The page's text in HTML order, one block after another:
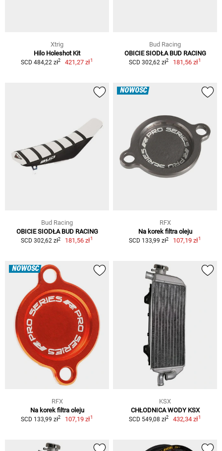
Xtrig
Hilo Holeshot Kit
SCD 484,22 zł2 421,27 zł1
Bud Racing
OBICIE SIODŁA BUD RACING
SCD 302,62 zł2 181,56 zł1
Bud Racing
OBICIE SIODŁA BUD RACING
SCD 302,62 zł2 181,56 zł1
NOWOŚĆ
RFX
Na korek filtra oleju
SCD 133,99 zł2 107,19 zł1
NOWOŚĆ
RFX
Na korek filtra oleju
SCD 133,99 zł2 107,19 zł1
KSX
CHŁODNICA WODY KSX
SCD 549,08 zł2 432,34 zł1